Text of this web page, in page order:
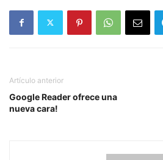
Artículo anterior
Google Reader ofrece una
nueva cara!